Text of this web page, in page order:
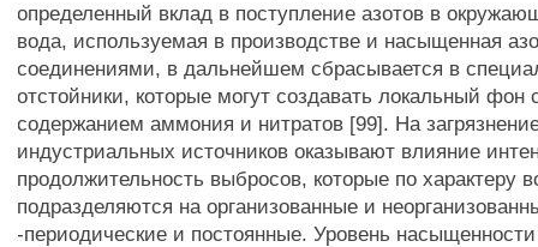
определенный вклад в поступление азотов в
вода, используемая в производстве и насыщенная
соединениями, в дальнейшем сбрасывается в
отстойники, которые могут создавать локальный фон
содержанием аммония и нитратов [99]. На
индустриальных источников оказывают влияние
продолжительность выбросов, которые по характеру
подразделяются на организованные и
-периодические и постоянные. Уровень